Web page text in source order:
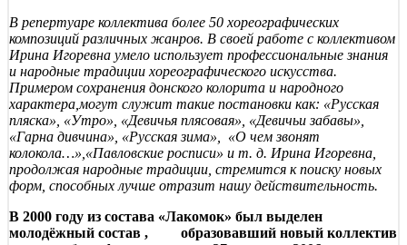
В репертуаре коллектива более 50 хореографических
композиций различных жанров. В своей работе с коллективом
Ирина Игоревна умело использует профессиональные знания
и народные традиции хореографического искусства.
Примером сохранения донского колорита и народного
характера,могут служит такие постановки как: «Русская
пляска», «Утро», «Девичья плясовая», «Девичьи забавы»,
«Гарна дивчина», «Русская зима», «О чем звонят
колокола…»,«Павловские росписи» и т. д. Ирина Игоревна,
продолжая народные традиции, стремится к поиску новых
форм, способных лучше отразит нашу действительность.
В 2000 году из состава «Лакомок» был выделен
молодёжный состав , образовавший новый коллектив